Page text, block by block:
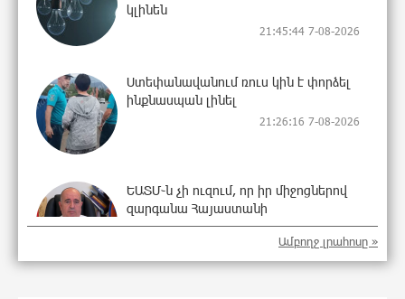
կլինեն
21:45:44 7-08-2026
Ստեփանավանում ռուս կին է փորձել
ինքնասպան լինել
21:26:16 7-08-2026
ԵԱՏՄ֊ն չի ուզում, որ իր միջոցներով
զարգանա Հայաստանի
տնտեսությունը ու հետո գնա ԵՄ.
21:09:01 7-08-2026
Ամբողջ լրահոսը »